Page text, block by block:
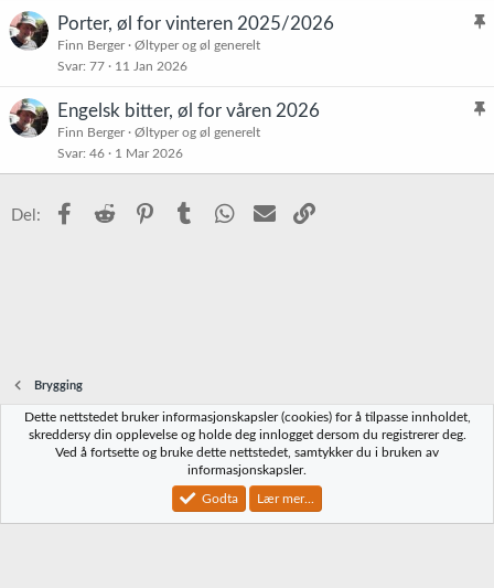
tK
t
Porter, øl for vinteren 2025/2026
Finn Berger
Øltyper og øl generelt
Svar 77 11 Jan 2026
K
s
Engelsk bitter, øl for våren 2026
Finn Berger
Øltyper og øl generelt
Svar 46 1 Mar 2026
Del: Facebook
Reddit PinterestTumblr WhatsApp
E-post
Brygging
Norbrygg-default
Vilkår og regler Personvernregler
Community platform by XenForo® © 2010-2023 XenForo Ltd.
Dette nettstedet bruker informasjonskapsler (cookies) for å tilpasse innholdet,
skreddersy din opplevelse og holde deg innlogget dersom du registrerer deg.
Ved å fortsette og bruke dette nettstedet, samtykker du i bruken av
informasjonskapsler.
Godta Lær mer...